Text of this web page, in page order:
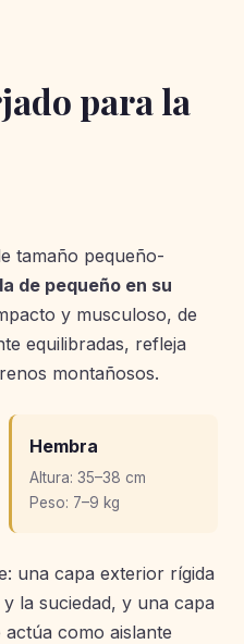
para la
tamaño pequeño-
de pequeño en su
y musculoso, de
equilibradas, refleja
montañosos.
Hembra
Altura: 35–38 cm
Peso: 7–9 kg
una capa exterior rígida
la suciedad, y una capa
como aislante